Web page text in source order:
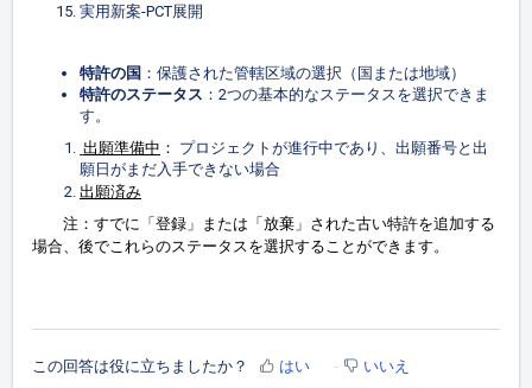
実用新案-PCT展開
特許の国 ：保護された管轄区域の選択（国または地域）
特許のステータス ：2つの基本的なステータスを選択できま
す。
出願準備中 ： プロジェクトが進行中であり、出願番号と出
願日がまだ入手できない場合
出願済み
注：すでに「登録」または「放棄」された古い特許を追加する
場合、後でこれらのステータスを選択することができます。
この回答は役に立ちましたか？ はい いいえ